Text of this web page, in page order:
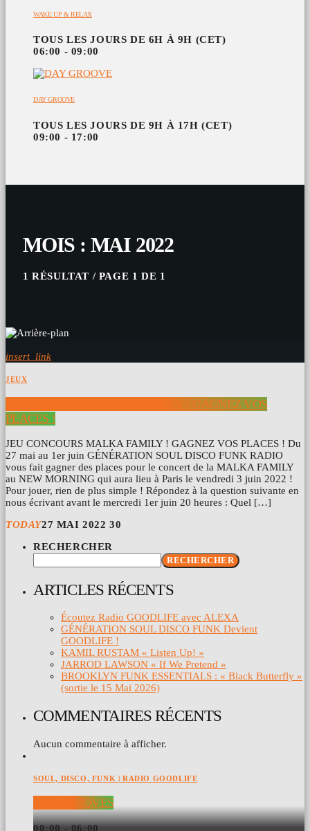
WAKE UP & RELAX
TOUS LES JOURS DE 6H À 9H (CET)
06:00 - 09:00
DAY GROOVE
TOUS LES JOURS DE 9H À 17H (CET)
09:00 - 17:00
MOIS : MAI 2022
1 RÉSULTAT / PAGE 1 DE 1
insert_link
JEUX
JEU CONCOURS MALKA FAMILY ! GAGNEZ VOS
PLACES !
JEU CONCOURS MALKA FAMILY ! GAGNEZ VOS PLACES ! Du
27 mai au 1er juin GÉNÉRATION SOUL DISCO FUNK RADIO
vous fait gagner des places pour le concert de la MALKA FAMILY
au NEW MORNING qui aura lieu à Paris le vendredi 3 juin 2022 !
Pour jouer, rien de plus simple ! Répondez à la question suivante en
nous écrivant avant le mercredi 1er juin 20 heures : Quel […]
TODAY27 MAI 2022 30
RECHERCHER
RECHERCHER
ARTICLES RÉCENTS
Écoutez Radio GOODLIFE avec ALEXA
GÉNÉRATION SOUL DISCO FUNK Devient
GOODLIFE !
KAMIL RUSTAM « Listen Up! »
JARROD LAWSON « If We Pretend »
BROOKLYN FUNK ESSENTIALS : « Black Butterfly »
(sortie le 15 Mai 2026)
COMMENTAIRES RÉCENTS
Aucun commentaire à afficher.
SOUL, DISCO, FUNK | RADIO GOODLIFE
NIGHT MOVES
00:00 - 06:00